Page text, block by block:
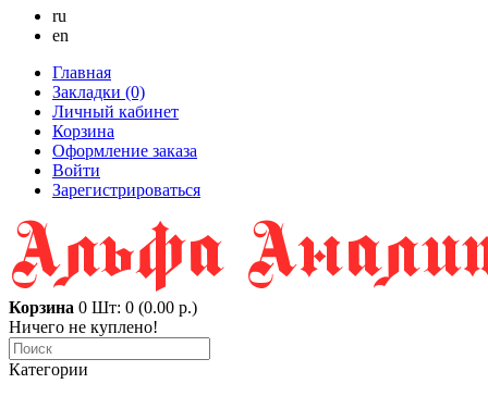
ru
en
Главная
Закладки (0)
Личный кабинет
Корзина
Оформление заказа
Войти
Зарегистрироваться
Корзина 0 Шт: 0 (0.00 р.)
Ничего не куплено!
Категории